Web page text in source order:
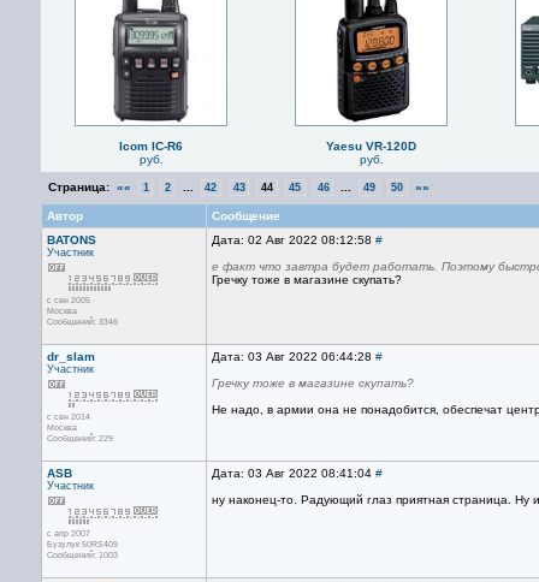
Icom IC-R6
руб.
Yaesu VR-120D
руб.
Страница: «« 1 2 42 43 44 45 46 49 50 »»
Автор
Сообщение
BATONS
Участник
с сен 2005
Москва
Сообщений: 3346
Дата: 02 Авг 2022 08:12:58 #
е факт что завтра будет работать. Поэтому
Гречку тоже в магазине скупать?
dr_slam
Участник
с сен 2014
Москва
Сообщений: 229
Дата: 03 Авг 2022 06:44:28 #
Гречку тоже в магазине скупать?
Не надо, в армии она не понадобится, обеспечат
ASB
Участник
с апр 2007
Бузулук 50RS409
Сообщений: 1003
Дата: 03 Авг 2022 08:41:04 #
ну наконец-то. Радующий глаз приятная страница. Ну